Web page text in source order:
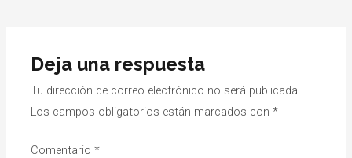
Deja una respuesta
Tu dirección de correo electrónico no será publicada.
Los campos obligatorios están marcados con*
Comentario*